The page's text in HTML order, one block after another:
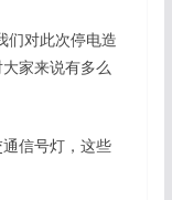
们对此次停电造
家来说有多么
信号灯，这些